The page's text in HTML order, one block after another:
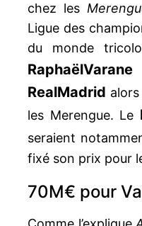
chez les
Ligue des
du monde
RaphaëlVarane
RealMadrid
les Merengue. Le
seraient
fixé son prix pour
70M€ pour